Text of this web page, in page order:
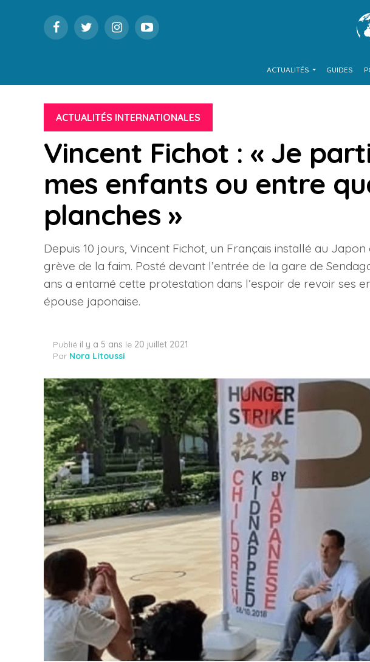
ACTUALITÉS GUIDES
ACTUALITÉS INTERNATIONALES
Vincent Fichot : « Je
mes enfants ou entre
planches »
Depuis 10 jours, Vincent Fichot, un Français installé au Japon
grève de la faim. Posté devant l’entrée de la gare de
ans a entamé cette protestation dans l’espoir de revoir ses
épouse japonaise.
Publié il y a 5 ans le 20 juillet 2021
Par Nora Litoussi